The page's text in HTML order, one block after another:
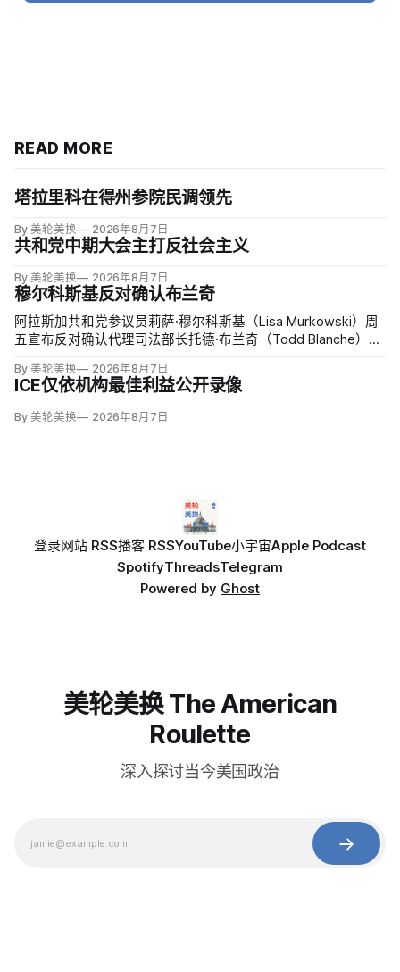
READ MORE
塔拉里科在得州参院民调领先
By 美轮美换 2026年8月7日
共和党中期大会主打反社会主义
By 美轮美换 2026年8月7日
穆尔科斯基反对确认布兰奇
阿拉斯加共和党参议员莉萨·穆尔科斯基（Lisa Murkowski）周
五宣布反对确认代理司法部长托德·布兰奇（Todd Blanche），
By 美轮美换 2026年8月7日
ICE仅依机构最佳利益公开录像
By 美轮美换 2026年8月7日
登录网站 RSS播客 RSSYouTube小宇宙Apple Podcast
SpotifyThreadsTelegram
Powered by Ghost
美轮美换 The American
Roulette
深入探讨当今美国政治